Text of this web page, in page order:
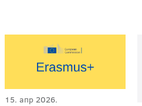
15. апр 2026.